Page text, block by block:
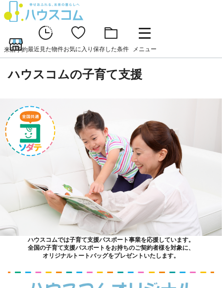
来店予約最近見た物件お気に入り 保存した条件 メニュー
ハウスコムの子育て支援
ハウスコムでは子育て支援パスポート事業を応援しています。
全国の子育て支援パスポートをお持ちのご契約者様を対象に、
オリジナルトートバッグをプレゼントいたします。